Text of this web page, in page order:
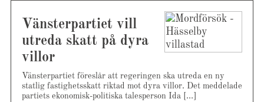
Vänsterpartiet vill
utreda skatt på dyra
villor
Vänsterpartiet föreslår att regeringen ska utreda en ny
statlig fastighetsskatt riktad mot dyra villor. Det meddelade
partiets ekonomisk-politiska talesperson Ida […]